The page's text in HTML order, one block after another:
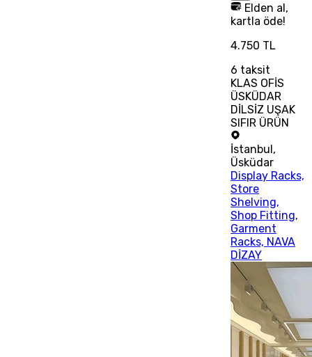
Elden al,
kartla öde!
4.750 TL
6 taksit
KLAS OFİS
ÜSKÜDAR
DİLSİZ UŞAK
SIFIR ÜRÜN
İstanbul,
Üsküdar
Display Racks,
Store
Shelving,
Shop Fitting,
Garment
Racks, NAVA
DİZAY